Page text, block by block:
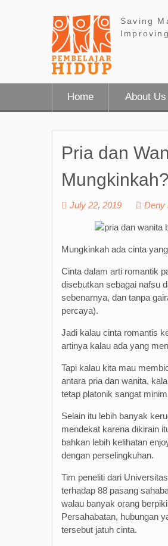
Saving
Home About Us
Pria dan
Mungkinkah?
July 22, 2019 Deny
Mungkinkah ada cinta
Cinta dalam arti romantik
disebutkan sebagai nafsu
sebenarnya, dan tanpa
percaya).
Jadi kalau cinta romantis
artinya kalau ada yang
Tapi kalau kita mau
antara pria dan wanita,
tetap platonik sangat
Selain itu lebih banyak
mendekat karena dikirain
bahkan lebih kelihatan
dengan perselingkuhan.
Tim peneliti dari
terhadap 88 pasang
walau banyak orang
Persahabatan, hubungan
tersebut jatuh cinta.